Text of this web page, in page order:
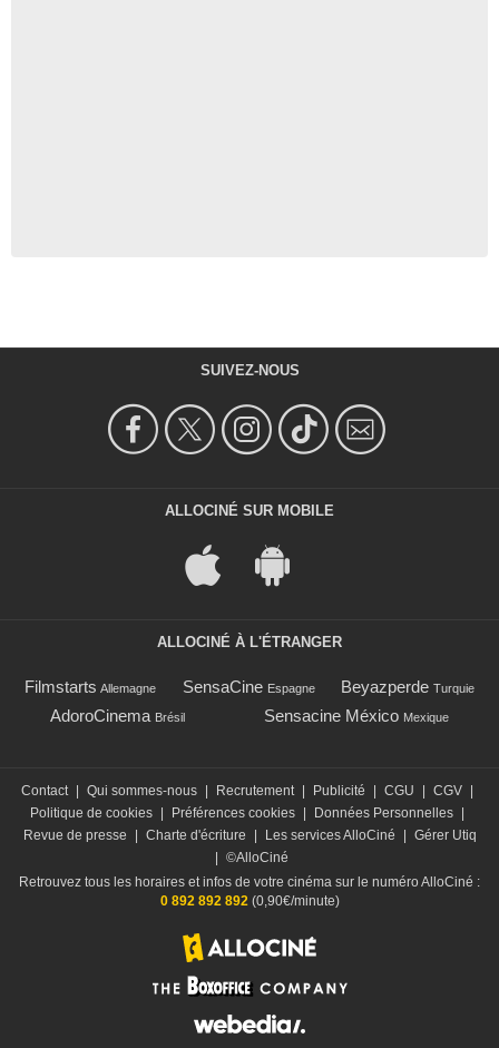
SUIVEZ-NOUS
ALLOCINÉ SUR MOBILE
ALLOCINÉ À L'ÉTRANGER
Filmstarts Allemagne SensaCine Espagne Beyazperde Turquie
AdoroCinema Brésil Sensacine México Mexique
Contact Qui sommes-nous Recrutement Publicité CGU CGV
Politique de cookies
Préférences cookies Données Personnelles
Revue de presse
Charte d'écriture Les services AlloCiné
Gérer Utiq
©AlloCiné
Retrouvez tous les horaires et infos de votre cinéma sur le numéro AlloCiné :
0 892 892 892(0,90€/minute)